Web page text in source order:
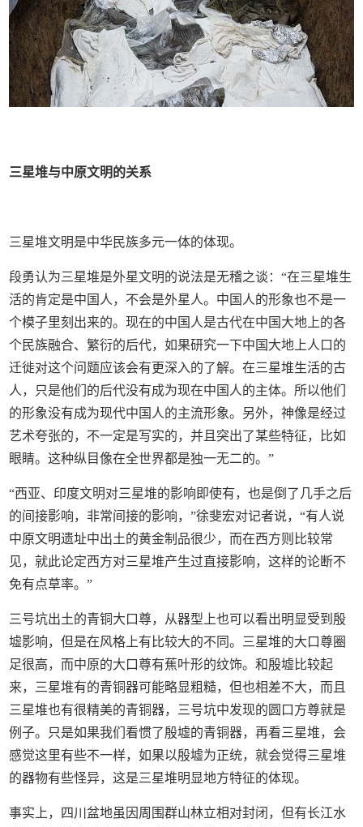
三星堆与中原文明的关系
三星堆文明是中华民族多元一体的体现。
段勇认为三星堆是外星文明的说法是无稽之谈：“在三星堆生
活的肯定是中国人，不会是外星人。中国人的形象也不是一
个模子里刻出来的。现在的中国人是古代在中国大地上的各
个民族融合、繁衍的后代，如果研究一下中国大地上人口的
迁徙对这个问题应该会有更深入的了解。在三星堆生活的古
人，只是他们的后代没有成为现在中国人的主体。所以他们
的形象没有成为现代中国人的主流形象。另外，神像是经过
艺术夸张的，不一定是写实的，并且突出了某些特征，比如
眼睛。这种纵目像在全世界都是独一无二的。”
“西亚、印度文明对三星堆的影响即使有，也是倒了几手之后
的间接影响，非常间接的影响，”徐斐宏对记者说，“有人说
中原文明遗址中出土的黄金制品很少，而在西方则比较常
见，就此论定西方对三星堆产生过直接影响，这样的论断不
免有点草率。”
三号坑出土的青铜大口尊，从器型上也可以看出明显受到殷
墟影响，但是在风格上有比较大的不同。三星堆的大口尊圈
足很高，而中原的大口尊有蕉叶形的纹饰。和殷墟比较起
来，三星堆有的青铜器可能略显粗糙，但也相差不大，而且
三星堆也有很精美的青铜器，三号坑中发现的圆口方尊就是
例子。只是如果我们看惯了殷墟的青铜器，再看三星堆，会
感觉这里有些不一样，如果以殷墟为正统，就会觉得三星堆
的器物有些怪异，这是三星堆明显地方特征的体现。
事实上，四川盆地虽因周围群山林立相对封闭，但有长江水